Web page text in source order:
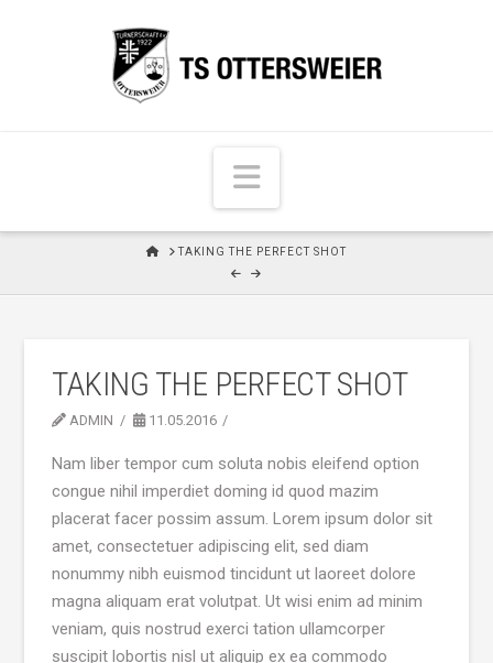
N
a
v
i
g
i
n
E
TAKING THE PERFECT SHOT
TAKING THE PERFECT SHOT
ADMIN 11.05.2016
Nam liber tempor cum soluta nobis eleifend option
congue nihil imperdiet doming id quod mazim
placerat facer possim assum. Lorem ipsum dolor sit
amet, consectetuer adipiscing elit, sed diam
nonummy nibh euismod tincidunt ut laoreet dolore
magna aliquam erat volutpat. Ut wisi enim ad minim
veniam, quis nostrud exerci tation ullamcorper
suscipit lobortis nisl ut aliquip ex ea commodo